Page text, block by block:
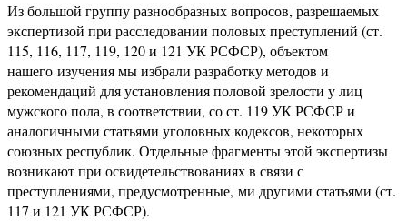
Из большой группу разнообразных вопросов, разрешаемых
экспертизой при расследовании половых преступлений (ст.
115, 116, 117, 119, 120 и 121 УК РСФСР), объектом
нашего изучения мы избрали разработку методов и
рекомендаций для установления половой зрелости у лиц
мужского пола, в соответствии, со ст. 119 УК РСФСР и
аналогичными статьями уголовных кодексов, некоторых
союзных республик. Отдельные фрагменты этой экспертизы
возникают при освидетельствованиях в связи с
преступлениями, предусмотренные, ми другими статьями (ст.
117 и 121 УК РСФСР).